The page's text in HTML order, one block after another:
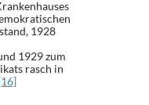
1928
1929 zum
rasch in